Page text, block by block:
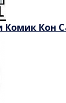
Комик Кон